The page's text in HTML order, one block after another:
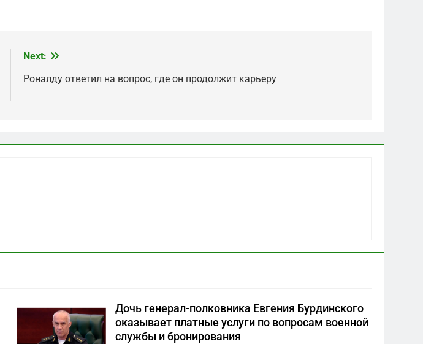
Next:
Роналду ответил на вопрос, где он продолжит карьеру
Дочь генерал-полковника Евгения Бурдинского
оказывает платные услуги по вопросам военной
службы и бронирования
«для защиты Отечества»
Что скрывает российский
ВМФ
САНКТ-ПЕТЕРБУРГ И ОБЛАСТЬ
7